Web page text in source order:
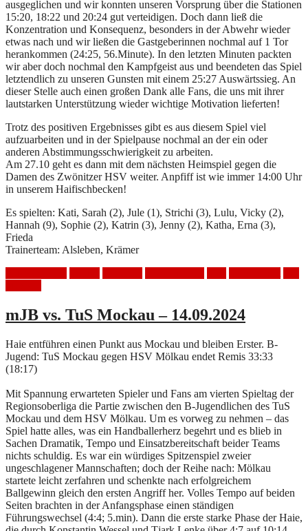
ausgeglichen und wir konnten unseren Vorsprung über die Stationen
15:20, 18:22 und 20:24 gut verteidigen. Doch dann ließ die
Konzentration und Konsequenz, besonders in der Abwehr wieder
etwas nach und wir ließen die Gastgeberinnen nochmal auf 1 Tor
herankommen (24:25, 56.Minute). In den letzten Minuten packten
wir aber doch nochmal den Kampfgeist aus und beendeten das Spiel
letztendlich zu unseren Gunsten mit einem 25:27 Auswärtssieg. An
dieser Stelle auch einen großen Dank alle Fans, die uns mit ihrer
lautstarken Unterstützung wieder wichtige Motivation lieferten!
Trotz des positiven Ergebnisses gibt es aus diesem Spiel viel
aufzuarbeiten und in der Spielpause nochmal an der ein oder
anderen Abstimmungsschwierigkeit zu arbeiten.
Am 27.10 geht es dann mit dem nächsten Heimspiel gegen die
Damen des Zwönitzer HSV weiter. Anpfiff ist wie immer 14:00 Uhr
in unserem Haifischbecken!
Es spielten: Kati, Sarah (2), Jule (1), Strichi (3), Lulu, Vicky (2),
Hannah (9), Sophie (2), Katrin (3), Jenny (2), Katha, Erna (3),
Frieda
Trainerteam: Alsleben, Krämer
mJB vs. TuS Mockau – 14.09.2024
Haie entführen einen Punkt aus Mockau und bleiben Erster. B-
Jugend: TuS Mockau gegen HSV Mölkau endet Remis 33:33
(18:17)
Mit Spannung erwarteten Spieler und Fans am vierten Spieltag der
Regionsoberliga die Partie zwischen den B-Jugendlichen des TuS
Mockau und dem HSV Mölkau. Um es vorweg zu nehmen – das
Spiel hatte alles, was ein Handballerherz begehrt und es blieb in
Sachen Dramatik, Tempo und Einsatzbereitschaft beider Teams
nichts schuldig. Es war ein würdiges Spitzenspiel zweier
ungeschlagener Mannschaften; doch der Reihe nach: Mölkau
startete leicht zerfahren und schenkte nach erfolgreichem
Ballgewinn gleich den ersten Angriff her. Volles Tempo auf beiden
Seiten brachten in der Anfangsphase einen ständigen
Führungswechsel (4:4; 5.min). Dann die erste starke Phase der Haie,